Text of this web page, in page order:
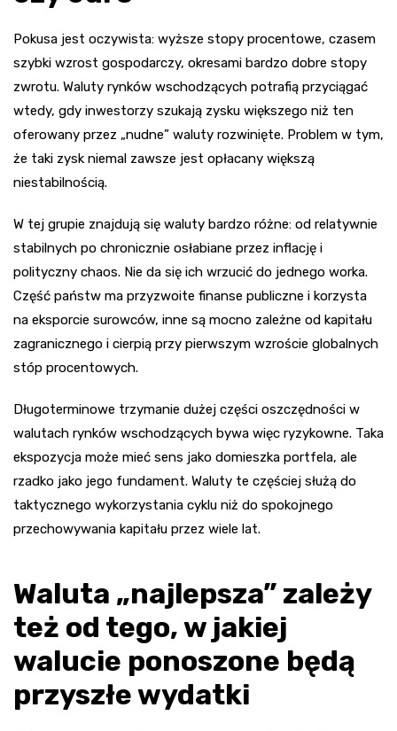
Pokusa jest oczywista: wyższe stopy procentowe, czasem
szybki wzrost gospodarczy, okresami bardzo dobre stopy
zwrotu. Waluty rynków wschodzących potrafią przyciągać
wtedy, gdy inwestorzy szukają zysku większego niż ten
oferowany przez „nudne” waluty rozwinięte. Problem w tym,
że taki zysk niemal zawsze jest opłacany większą
niestabilnością.
W tej grupie znajdują się waluty bardzo różne: od relatywnie
stabilnych po chronicznie osłabiane przez inflację i
polityczny chaos. Nie da się ich wrzucić do jednego worka.
Część państw ma przyzwoite finanse publiczne i korzysta
na eksporcie surowców, inne są mocno zależne od kapitału
zagranicznego i cierpią przy pierwszym wzroście globalnych
stóp procentowych.
Długoterminowe trzymanie dużej części oszczędności w
walutach rynków wschodzących bywa więc ryzykowne. Taka
ekspozycja może mieć sens jako domieszka portfela, ale
rzadko jako jego fundament. Waluty te częściej służą do
taktycznego wykorzystania cyklu niż do spokojnego
przechowywania kapitału przez wiele lat.
Waluta „najlepsza” zależy
też od tego, w jakiej
walucie ponoszone będą
przyszłe wydatki